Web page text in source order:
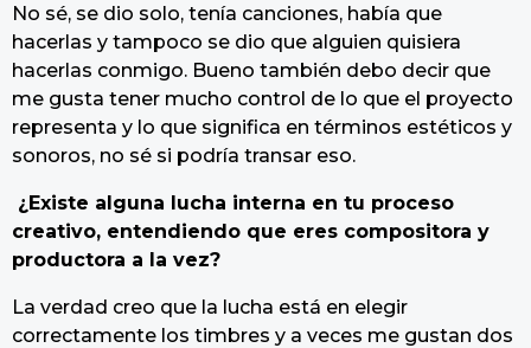
No sé, se dio solo, tenía canciones, había que
hacerlas y tampoco se dio que alguien quisiera
hacerlas conmigo. Bueno también debo decir que
me gusta tener mucho control de lo que el proyecto
representa y lo que significa en términos estéticos y
sonoros, no sé si podría transar eso.
¿Existe alguna lucha interna en tu proceso
creativo, entendiendo que eres compositora y
productora a la vez?
La verdad creo que la lucha está en elegir
correctamente los timbres y a veces me gustan dos